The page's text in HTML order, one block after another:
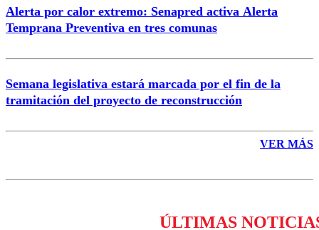
Alerta por calor extremo: Senapred activa Alerta
Temprana Preventiva en tres comunas
Semana legislativa estará marcada por el fin de la
tramitación del proyecto de reconstrucción
VER MÁS
ÚLTIMAS